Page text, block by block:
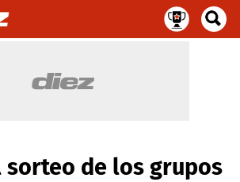
sorteo de los grupos